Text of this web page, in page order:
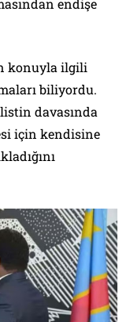
endişe
konuyla ilgili
biliyordu.
davasında
için kendisine